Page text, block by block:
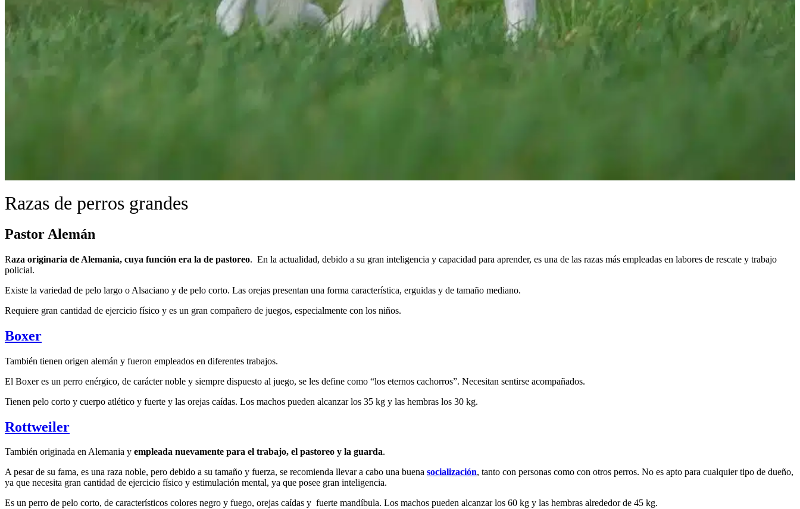
Razas de perros grandes
Pastor Alemán
Raza originaria de Alemania, cuya función era la de pastoreo. En la actualidad, debido a su gran inteligencia y capacidad para aprender, es una de las razas más empleadas en labores de rescate y trabajo
policial.
Existe la variedad de pelo largo o Alsaciano y de pelo corto. Las orejas presentan una forma característica, erguidas y de tamaño mediano.
Requiere gran cantidad de ejercicio físico y es un gran compañero de juegos, especialmente con los niños.
Boxer
También tienen origen alemán y fueron empleados en diferentes trabajos.
El Boxer es un perro enérgico, de carácter noble y siempre dispuesto al juego, se les define como “los eternos cachorros”. Necesitan sentirse acompañados.
Tienen pelo corto y cuerpo atlético y fuerte y las orejas caídas. Los machos pueden alcanzar los 35 kg y las hembras los 30 kg.
Rottweiler
También originada en Alemania y empleada nuevamente para el trabajo, el pastoreo y la guarda.
A pesar de su fama, es una raza noble, pero debido a su tamaño y fuerza, se recomienda llevar a cabo una buena socialización, tanto con personas como con otros perros. No es apto para cualquier tipo de dueño,
ya que necesita gran cantidad de ejercicio físico y estimulación mental, ya que posee gran inteligencia.
Es un perro de pelo corto, de característicos colores negro y fuego, orejas caídas y fuerte mandíbula. Los machos pueden alcanzar los 60 kg y las hembras alrededor de 45 kg.